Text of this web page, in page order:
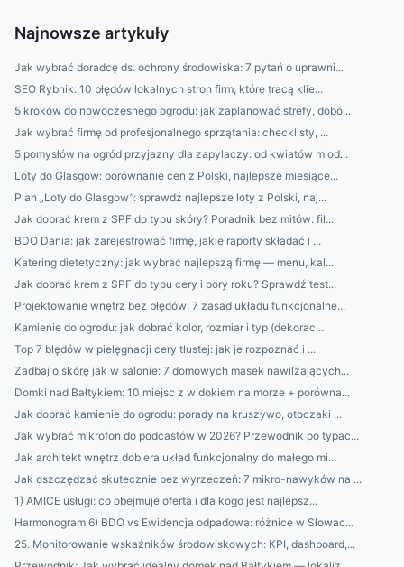
Najnowsze artykuły
Jak wybrać doradcę ds. ochrony środowiska: 7 pytań o uprawni...
SEO Rybnik: 10 błędów lokalnych stron firm, które tracą klie...
5 kroków do nowoczesnego ogrodu: jak zaplanować strefy, dobó...
Jak wybrać firmę od profesjonalnego sprzątania: checklisty, ...
5 pomysłów na ogród przyjazny dla zapylaczy: od kwiatów miod...
Loty do Glasgow: porównanie cen z Polski, najlepsze miesiące...
Plan „Loty do Glasgow”: sprawdź najlepsze loty z Polski, naj...
Jak dobrać krem z SPF do typu skóry? Poradnik bez mitów: fil...
BDO Dania: jak zarejestrować firmę, jakie raporty składać i ...
Katering dietetyczny: jak wybrać najlepszą firmę — menu, kal...
Jak dobrać krem z SPF do typu cery i pory roku? Sprawdź test...
Projektowanie wnętrz bez błędów: 7 zasad układu funkcjonalne...
Kamienie do ogrodu: jak dobrać kolor, rozmiar i typ (dekorac...
Top 7 błędów w pielęgnacji cery tłustej: jak je rozpoznać i ...
Zadbaj o skórę jak w salonie: 7 domowych masek nawilżających...
Domki nad Bałtykiem: 10 miejsc z widokiem na morze + porówna...
Jak dobrać kamienie do ogrodu: porady na kruszywo, otoczaki ...
Jak wybrać mikrofon do podcastów w 2026? Przewodnik po typac...
Jak architekt wnętrz dobiera układ funkcjonalny do małego mi...
Jak oszczędzać skutecznie bez wyrzeczeń: 7 mikro-nawyków na ...
1) AMICE usługi: co obejmuje oferta i dla kogo jest najlepsz...
Harmonogram 6) BDO vs Ewidencja odpadowa: różnice w Słowac...
25. Monitorowanie wskaźników środowiskowych: KPI, dashboard,...